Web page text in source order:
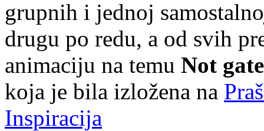
grupnih i jednoj
drugu po redu, a od svih
animaciju na temu Not
koja je bila izložena na
Inspiracija